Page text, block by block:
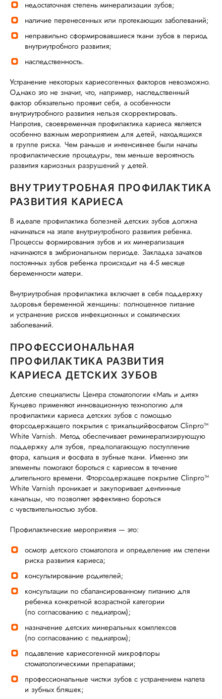
недостаточная степень минерализации зубов;
наличие перенесенных или протекающих заболеваний;
неправильно сформировавшиеся ткани зубов в период
внутриутробного развития;
наследственность.
Устранение некоторых кариесогенных факторов невозможно.
Однако это не значит, что, например, наследственный
фактор обязательно проявит себя, а особенности
внутриутробного развития нельзя скорректировать.
Напротив, своевременная профилактика кариеса является
особенно важным мероприятием для детей, находящихся
в группе риска. Чем раньше и интенсивнее были начаты
профилактические процедуры, тем меньше вероятность
развития кариозных разрушений у детей.
ВНУТРИУТРОБНАЯ ПРОФИЛАКТИКА
РАЗВИТИЯ КАРИЕСА
В идеале профилактика болезней детских зубов должна
начинаться на этапе внутриутробного развития ребенка.
Процессы формирования зубов и их минерализация
начинаются в эмбриональном периоде. Закладка зачатков
постоянных зубов ребенка происходит на 4-5 месяце
беременности матери.
Внутриутробная профилактика включает в себя поддержку
здоровья беременной женщины: полноценное питание
и устранение рисков инфекционных и соматических
заболеваний.
ПРОФЕССИОНАЛЬНАЯ
ПРОФИЛАКТИКА РАЗВИТИЯ
КАРИЕСА ДЕТСКИХ ЗУБОВ
Детские специалисты Центра стоматологии «Мать и дитя»
Кунцево применяют инновационную технологию для
профилактики кариеса детских зубов с помощью
фторсодержащего покрытия с трикальцийфосфатом Clinpro™
White Varnish. Метод обеспечивает реминерализирующую
поддержку для зубов, предполагающую поступление
фтора, кальция и фосфата в зубные ткани. Именно эти
элементы помогают бороться с кариесом в течение
длительного времени. Фторсодержащее покрытие Clinpro™
White Varnish проникает и закупоривает дентинные
канальцы, что позволяет эффективно бороться
с чувствительностью зубов.
Профилактические мероприятия — это:
осмотр детского стоматолога и определение им степени
риска развития кариеса;
консультирование родителей;
консультации по сбалансированному питанию для
ребенка конкретной возрастной категории
(по согласованию с педиатром);
назначение детских минеральных комплексов
(по согласованию с педиатром);
подавление кариесогенной микрофлоры
стоматологическими препаратами;
профессиональные чистки зубов с устранением налета
и зубных бляшек;